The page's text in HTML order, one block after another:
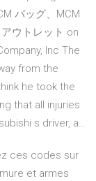
バッグ、MCM
ウトレット on
Inc The
from the
he took the
that all injuries
s driver, a…
ces codes sur
et armes